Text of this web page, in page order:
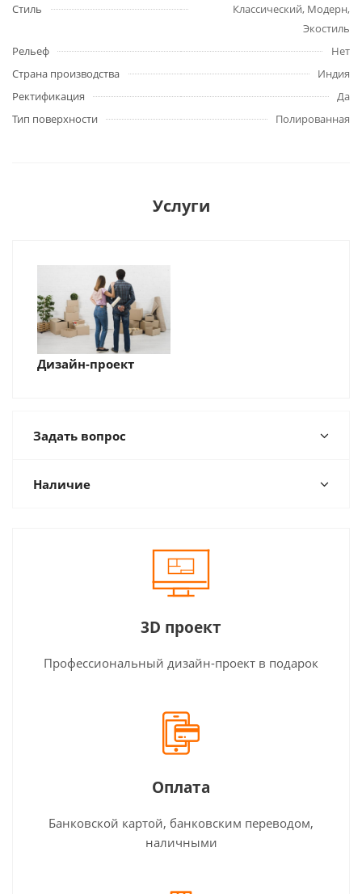
Стиль
Классический, Модерн,
Экостиль
Рельеф
Нет
Страна производства
Индия
Ректификация
Да
Тип поверхности
Полированная
Услуги
Дизайн-проект
Задать вопрос
Наличие
3D проект
Профессиональный дизайн-проект в подарок
Оплата
Банковской картой, банковским переводом,
наличными